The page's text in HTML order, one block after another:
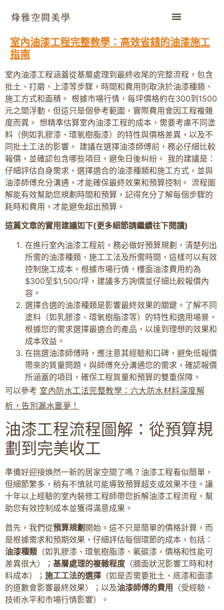
室內油漆工程完整教學：高效省錢的油漆施工
指南
室內油漆工程涵蓋從基層處理到最終收尾的完整流程，包含
批土、打磨、上漆等步驟，時間和費用則取決於油漆種類、
施工方式和面積。 根據市場行情，每坪價格約在300到1500
元之間浮動，但這只是個參考範圍，實際費用會因工程複雜
度而異。 想精準估算室內油漆工程的成本，需要考慮不同塗
料（例如乳膠漆、環氧樹脂漆）的特性與價格差異，以及不
同批土工法的影響。 建議在選擇油漆師傅前，務必仔細比較
報價，並確認包含哪些項目，避免日後糾紛。 我的建議是：
仔細評估自身需求，選擇適合的油漆種類和施工方式，並與
油漆師傅充分溝通，才能確保最終效果和預算控制。 流程圖
解能有效幫助您規劃時間和預算，記得充分了解每個步驟的
耗時和費用，才能避免超出預算。
這篇文章的實用建議如下(更多細節請繼續往下閱讀)
在進行室內油漆工程前，務必做好預算規劃，清楚列出
所需的油漆種類、施工工法及所需時間，這樣可以有效
控制施工成本。根據市場行情，樓面油漆費用約為
$300至$1,500/坪，建議多方詢價並仔細比較報價內
容。
選擇合適的油漆種類是影響最終效果的關鍵。了解不同
塗料（如乳膠漆、環氧樹脂漆等）的特性和適用場景，
根據您的需求選擇最適合的產品，以達到理想的效果和
成本效益。
在挑選油漆師傅時，應注意其經驗和口碑，避免低報價
帶來的質量問題。與師傅充分溝通您的需求，確認報價
所涵蓋的項目，確保工程質量和預算的雙重保障。
可以參考 室內防水工法完整教學：六大防水材料深度解
析，告別漏水噩夢！
油漆工程流程圖解：從預算規
劃到完美收工
準備好迎接煥然一新的居家空間了嗎？油漆工程看似簡單，
但細節繁多，稍有不慎就可能導致預算超支或效果不佳。讓
十年以上經驗的室內裝修工程師帶您拆解油漆工程流程，幫
助您有效控制成本並獲得滿意成果。
首先，我們從預算規劃 開始。這不只是簡單的價格計算，而
是根據需求和預期效果，仔細評估每個環節的成本，包括：
油漆種類 （如乳膠漆、環氧樹脂漆、氟碳漆，價格和性能可
差異很大）； 基層處理的複雜程度 （牆面狀況影響工時和材
料成本）； 施工工法的選擇 （如是否需要批土、底漆和面漆
的道數會影響最終效果）；以及油漆師傅的費用 （受經驗、
技術水平和市場行情影響）。